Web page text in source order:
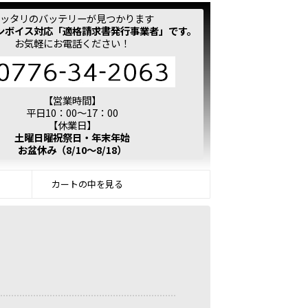
タリのバッテリーが見つかります
イス対応「適格請求書発行事業者」です。
お気軽にお電話ください！
【営業時間】
平日10：00～17：00
【休業日】
土曜日曜祝祭日・年末年始
お盆休み（8/10～8/18）
カートの中を見る